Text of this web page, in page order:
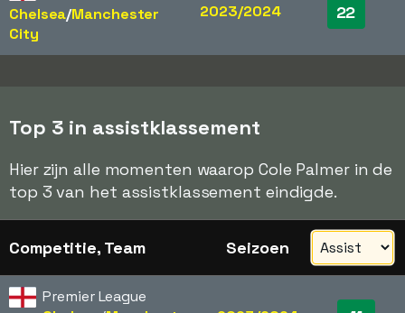
Chelsea/​Manchester
City
2023/2024 22
Top 3 in assistklassement
Hier zijn alle momenten waarop Cole Palmer in de
top 3 van het assistklassement eindigde.
Competitie, Team Seizoen
Premier League